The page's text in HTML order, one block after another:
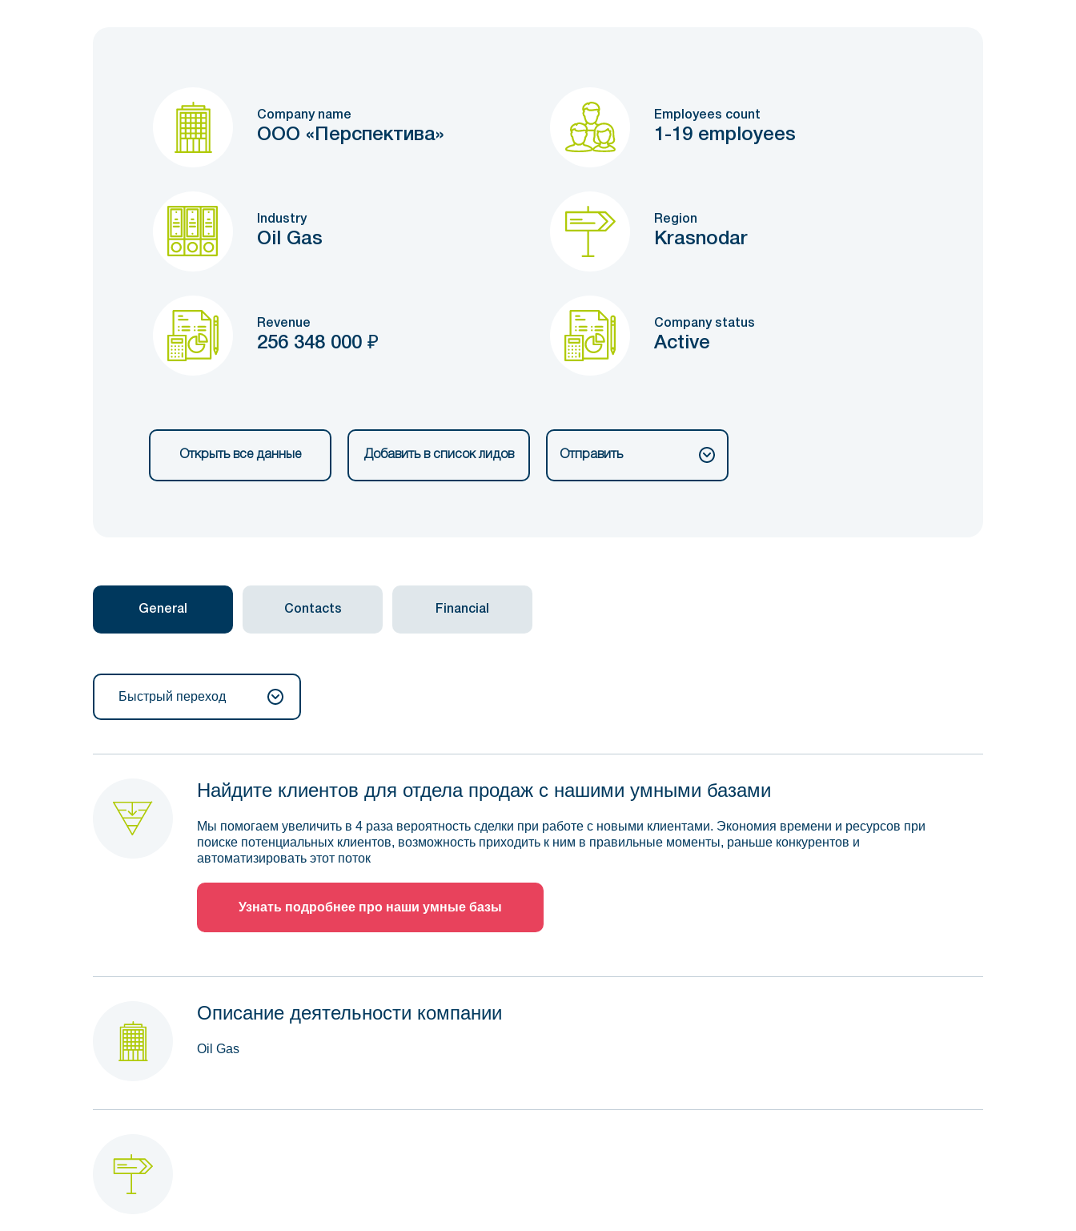
Company name
ООО «Перспектива»
Employees count
1-19 employees
Industry
Oil Gas
Region
Krasnodar
Revenue
256 348 000 ₽
Company status
Active
Открыть все данные Добавить в список лидов Отправить
General Contacts Financial
Быстрый переход
Найдите клиентов для отдела продаж с нашими умными базами
Мы помогаем увеличить в 4 раза вероятность сделки при работе с новыми клиентами. Экономия времени и ресурсов при
поиске потенциальных клиентов, возможность приходить к ним в правильные моменты, раньше конкурентов и
автоматизировать этот поток
Узнать подробнее про наши умные базы
Описание деятельности компании
Oil Gas